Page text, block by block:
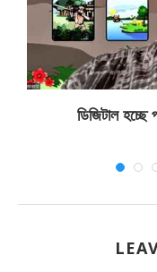
ডিজিটাল হচ্ছে